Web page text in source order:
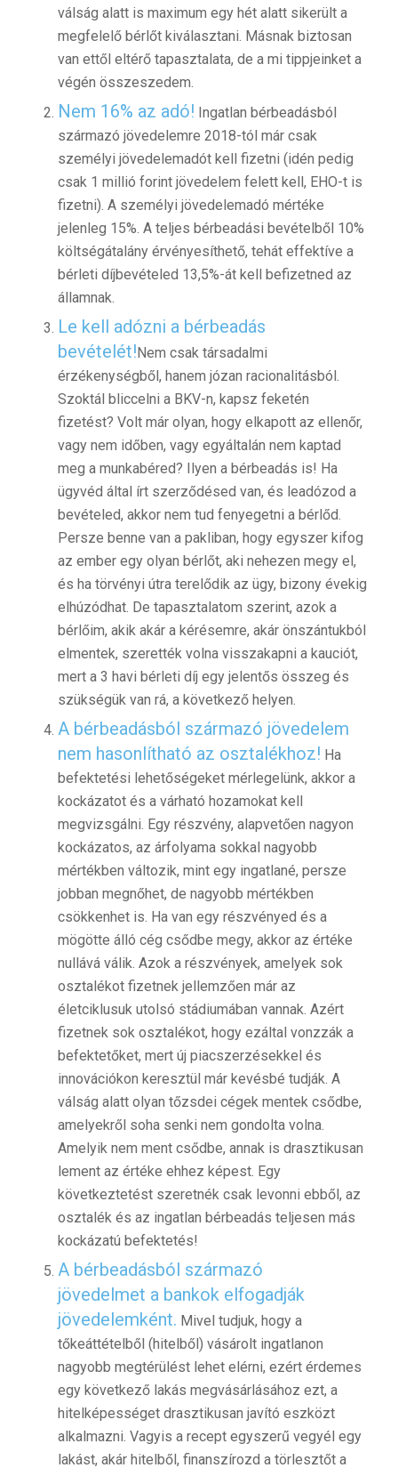
válság alatt is maximum egy hét alatt sikerült a
megfelelő bérlőt kiválasztani. Másnak biztosan
van ettől eltérő tapasztalata, de a mi tippjeinket a
végén összeszedem.
Nem 16% az adó! Ingatlan bérbeadásból
származó jövedelemre 2018-tól már csak
személyi jövedelemadót kell fizetni (idén pedig
csak 1 millió forint jövedelem felett kell, EHO-t is
fizetni). A személyi jövedelemadó mértéke
jelenleg 15%. A teljes bérbeadási bevételből 10%
költségátalány érvényesíthető, tehát effektíve a
bérleti díjbevételed 13,5%-át kell befizetned az
államnak.
Le kell adózni a bérbeadás
bevételét! Nem csak társadalmi
érzékenységből, hanem józan racionalitásból.
Szoktál bliccelni a BKV-n, kapsz feketén
fizetést? Volt már olyan, hogy elkapott az ellenőr,
vagy nem időben, vagy egyáltalán nem kaptad
meg a munkabéred? Ilyen a bérbeadás is! Ha
ügyvéd által írt szerződésed van, és leadózod a
bevételed, akkor nem tud fenyegetni a bérlőd.
Persze benne van a pakliban, hogy egyszer kifog
az ember egy olyan bérlőt, aki nehezen megy el,
és ha törvényi útra terelődik az ügy, bizony évekig
elhúzódhat. De tapasztalatom szerint, azok a
bérlőim, akik akár a kérésemre, akár önszántukból
elmentek, szerették volna visszakapni a kauciót,
mert a 3 havi bérleti díj egy jelentős összeg és
szükségük van rá, a következő helyen.
A bérbeadásból származó jövedelem
nem hasonlítható az osztalékhoz! Ha
befektetési lehetőségeket mérlegelünk, akkor a
kockázatot és a várható hozamokat kell
megvizsgálni. Egy részvény, alapvetően nagyon
kockázatos, az árfolyama sokkal nagyobb
mértékben változik, mint egy ingatlané, persze
jobban megnőhet, de nagyobb mértékben
csökkenhet is. Ha van egy részvényed és a
mögötte álló cég csődbe megy, akkor az értéke
nullává válik. Azok a részvények, amelyek sok
osztalékot fizetnek jellemzően már az
életciklusuk utolsó stádiumában vannak. Azért
fizetnek sok osztalékot, hogy ezáltal vonzzák a
befektetőket, mert új piacszerzésekkel és
innovációkon keresztül már kevésbé tudják. A
válság alatt olyan tőzsdei cégek mentek csődbe,
amelyekről soha senki nem gondolta volna.
Amelyik nem ment csődbe, annak is drasztikusan
lement az értéke ehhez képest. Egy
következtetést szeretnék csak levonni ebből, az
osztalék és az ingatlan bérbeadás teljesen más
kockázatú befektetés!
A bérbeadásból származó
jövedelmet a bankok elfogadják
jövedelemként. Mivel tudjuk, hogy a
tőkeáttételből (hitelből) vásárolt ingatlanon
nagyobb megtérülést lehet elérni, ezért érdemes
egy következő lakás megvásárlásához ezt, a
hitelképességet drasztikusan javító eszközt
alkalmazni. Vagyis a recept egyszerű vegyél egy
lakást, akár hitelből, finanszírozd a törlesztőt a